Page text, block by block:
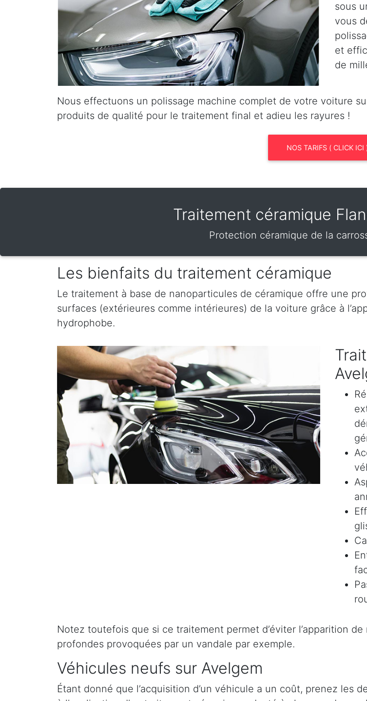
sous
vous
et
de
Nous effectuons un polissage machine complet de votre voiture
produits de qualité pour le traitement final et adieu les rayures !
NOS TARIFS ( CLICK ICI
Traitement céramique
Protection céramique de la
Les bienfaits du traitement céramique
Le traitement à base de nanoparticules de céramique offre une
surfaces (extérieures comme intérieures) de la voiture grâce à
hydrophobe.
Notez toutefois que si ce traitement permet d’éviter l’apparition
profondes provoquées par un vandale par exemple.
Véhicules neufs sur Avelgem
Étant donné que l’acquisition d’un véhicule a un coût, prenez les